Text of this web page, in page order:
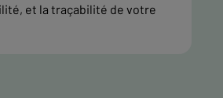
et la traçabilité de votre